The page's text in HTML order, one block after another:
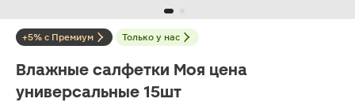
+5% с Премиум Только у нас
Влажные салфетки Моя цена
универсальные 15шт